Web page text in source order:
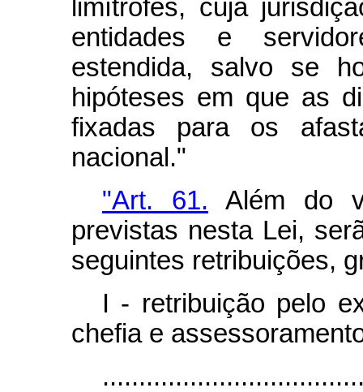
limítrofes, cuja
entidades e
estendida, salvo se
hipóteses em que as
fixadas para os
nacional."
"Art. 61. Além do
previstas nesta Lei,
seguintes retribuições,
I - retribuição pelo
chefia e